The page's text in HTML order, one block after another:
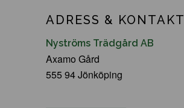
ADRESS & KONTAKT
Nyströms Trädgård AB
Axamo Gård
555 94 Jönköping